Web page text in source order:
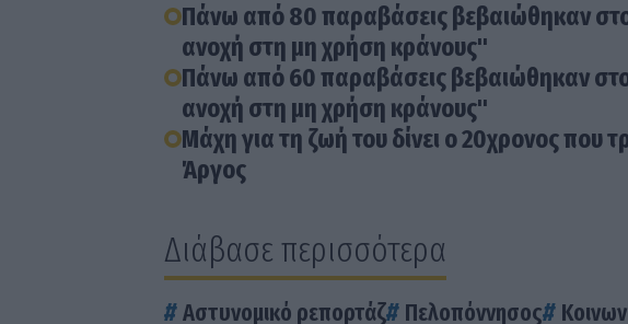
Πάνω από 80 παραβάσεις βεβαιώθηκαν
ανοχή στη μη χρήση κράνους"
Πάνω από 60 παραβάσεις βεβαιώθηκαν
ανοχή στη μη χρήση κράνους"
Μάχη για τη ζωή του δίνει ο 20χρονος που
Άργος
Διάβασε περισσότερα
Αστυνομικό ρεπορτάζ Πελοπόννησος